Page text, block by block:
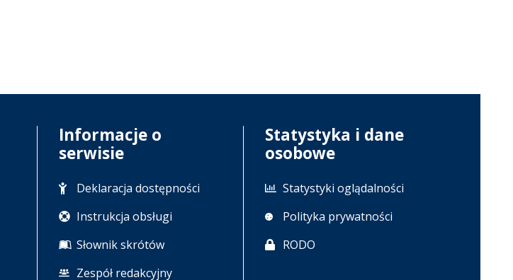
Informacje o
serwisie
Deklaracja dostępności
Instrukcja obsługi
Słownik skrótów
Zespół redakcyjny
Statystyka i dane
osobowe
Statystyki oglądalności
Polityka prywatności
RODO